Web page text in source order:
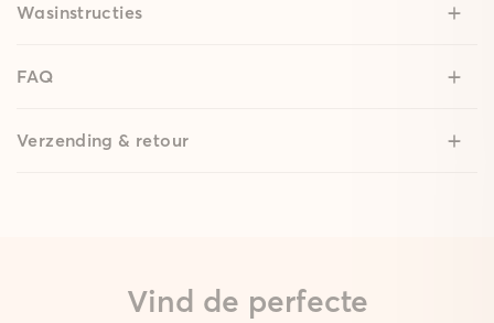
Wasinstructies
FAQ
Verzending & retour
Vind de perfecte